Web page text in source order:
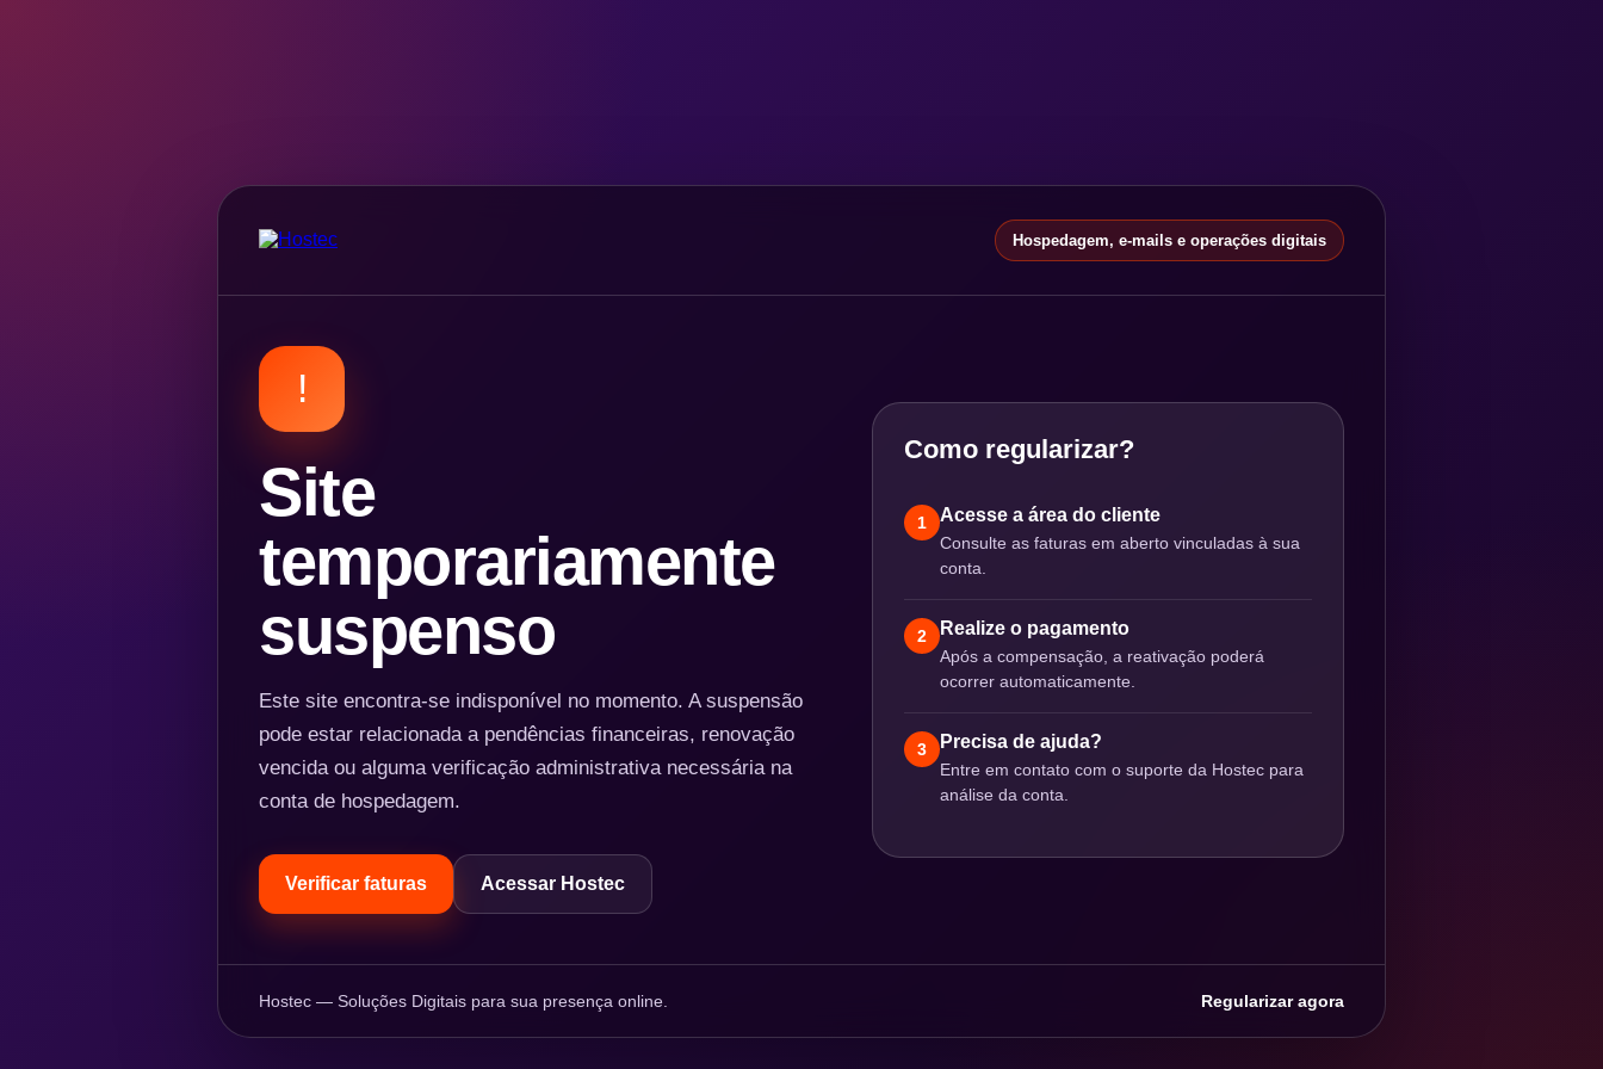
Hospedagem, e-mails e operações digitais
!
Site
temporariamente
suspenso
Este site encontra-se indisponível no momento. A suspensão
pode estar relacionada a pendências financeiras, renovação
vencida ou alguma verificação administrativa necessária na
conta de hospedagem.
Verificar faturas Acessar Hostec
Como regularizar?
1 Acesse a área do cliente
Consulte as faturas em aberto vinculadas à sua
conta.
2 Realize o pagamento
Após a compensação, a reativação poderá
ocorrer automaticamente.
3 Precisa de ajuda?
Entre em contato com o suporte da Hostec para
análise da conta.
Hostec — Soluções Digitais para sua presença online. Regularizar agora